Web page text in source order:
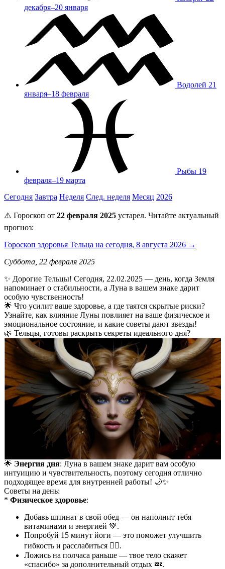
декабря–20 января
Водолей 21
января–18 февраля
Рыбы 19
февраля–19 марта
Сегодня Завтра Неделя След. неделя Месяц 2026
⚠️ Гороскоп от 22 февраля 2025 устарел. Читайте актуальный
прогноз:
Гороскоп здоровья Тельца на сегодня, 8 августа 2026 →
Суббота, 22 февраля 2025
✨ Дорогие Тельцы! Сегодня, 22.02.2025 — день, когда Земля
напоминает о стабильности, а Луна в вашем знаке дарит
особую чувственность!
🌟 Что усилит ваше здоровье, а где таятся скрытые риски?
Узнайте, как влияние Луны повлияет на ваше физическое и
эмоциональное состояние, и какие советы дают звезды!
🌿 Тельцы, готовы раскрыть секреты идеального дня?
🌟 Энергия дня: Луна в вашем знаке дарит вам особую
интуицию и чувствительность, поэтому сегодня отлично
подходящее время для внутренней работы! 🌙✨
Советы на день:
* Физическое здоровье:
Добавь шпинат в свой обед — он наполнит тебя
витаминами и энергией 💚.
Попробуй 15 минут йоги — это поможет улучшить
гибкость и расслабиться 🧘‍♀️.
Ложись на полчаса раньше — твое тело скажет
«спасибо» за дополнительный отдых 💤.